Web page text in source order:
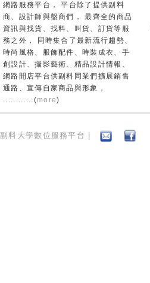
網路服務平台， 平台除了提供副料
商、設計師與盤商們， 最齊全的商品
資訊與找貨、找料、叫貨、訂貨等服
務之外， 同時集合了最新流行趨勢、
時尚風格、服飾配件、時裝成衣、手
創設計、攝影藝術、精品設計情報、
網路開店平台供副料同業們擴展銷售
通路、宣傳自家商品與形象，
............(more)
副料大學數位服務平台 |